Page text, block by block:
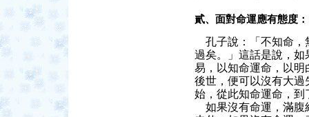
貳、面對命運應有態度：
孔子說：「不知命，
過矣。」這話是說，
易，以知命運命，以
後世，便可以沒有大
始，從此知命運命，
如果沒有命運，滿腹